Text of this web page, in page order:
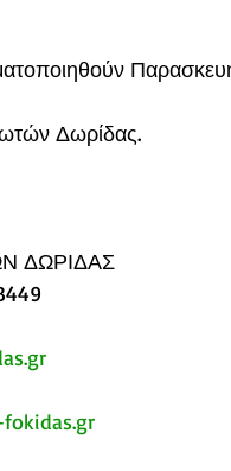
Δωρίδας.
ΔΩΡΙΔΑΣ